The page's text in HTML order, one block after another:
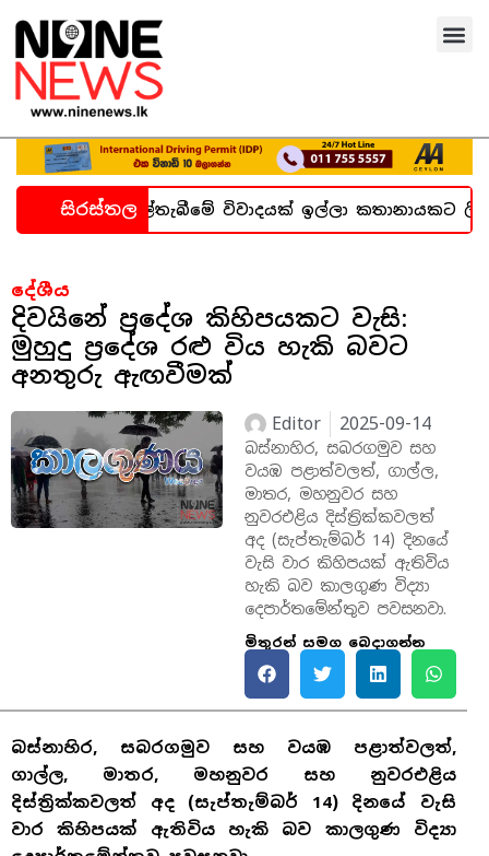
සිරස්තල
කල්තැබීමේ විවාදයක් ඉල්ලා කතානායකට ලිපියක්
දේශීය
දිවයිනේ ප්‍රදේශ කිහිපයකට වැසි:
මුහුදු ප්‍රදේශ රළු විය හැකි බවට
අනතුරු ඇඟවීමක්
Editor 2025-09-14
බස්නාහිර, සබරගමුව සහ
වයඹ පළාත්වලත්, ගාල්ල,
මාතර, මහනුවර සහ
නුවරඑළිය දිස්ත්‍රික්කවලත්
අද (සැප්තැම්බර් 14) දිනයේ
වැසි වාර කිහිපයක් ඇතිවිය
හැකි බව කාලගුණ විද්‍යා
දෙපාර්තමේන්තුව පවසනවා.
මිතුරන් සමග බෙදාගන්න
බස්නාහිර, සබරගමුව සහ වයඹ පළාත්වලත්,
ගාල්ල, මාතර, මහනුවර සහ නුවරඑළිය
දිස්ත්‍රික්කවලත් අද (සැප්තැම්බර් 14) දිනයේ වැසි
වාර කිහිපයක් ඇතිවිය හැකි බව කාලගුණ විද්‍යා